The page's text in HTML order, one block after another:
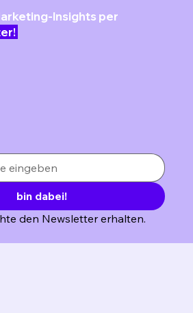
bin dabei!
den Newsletter erhalten.
Insights per